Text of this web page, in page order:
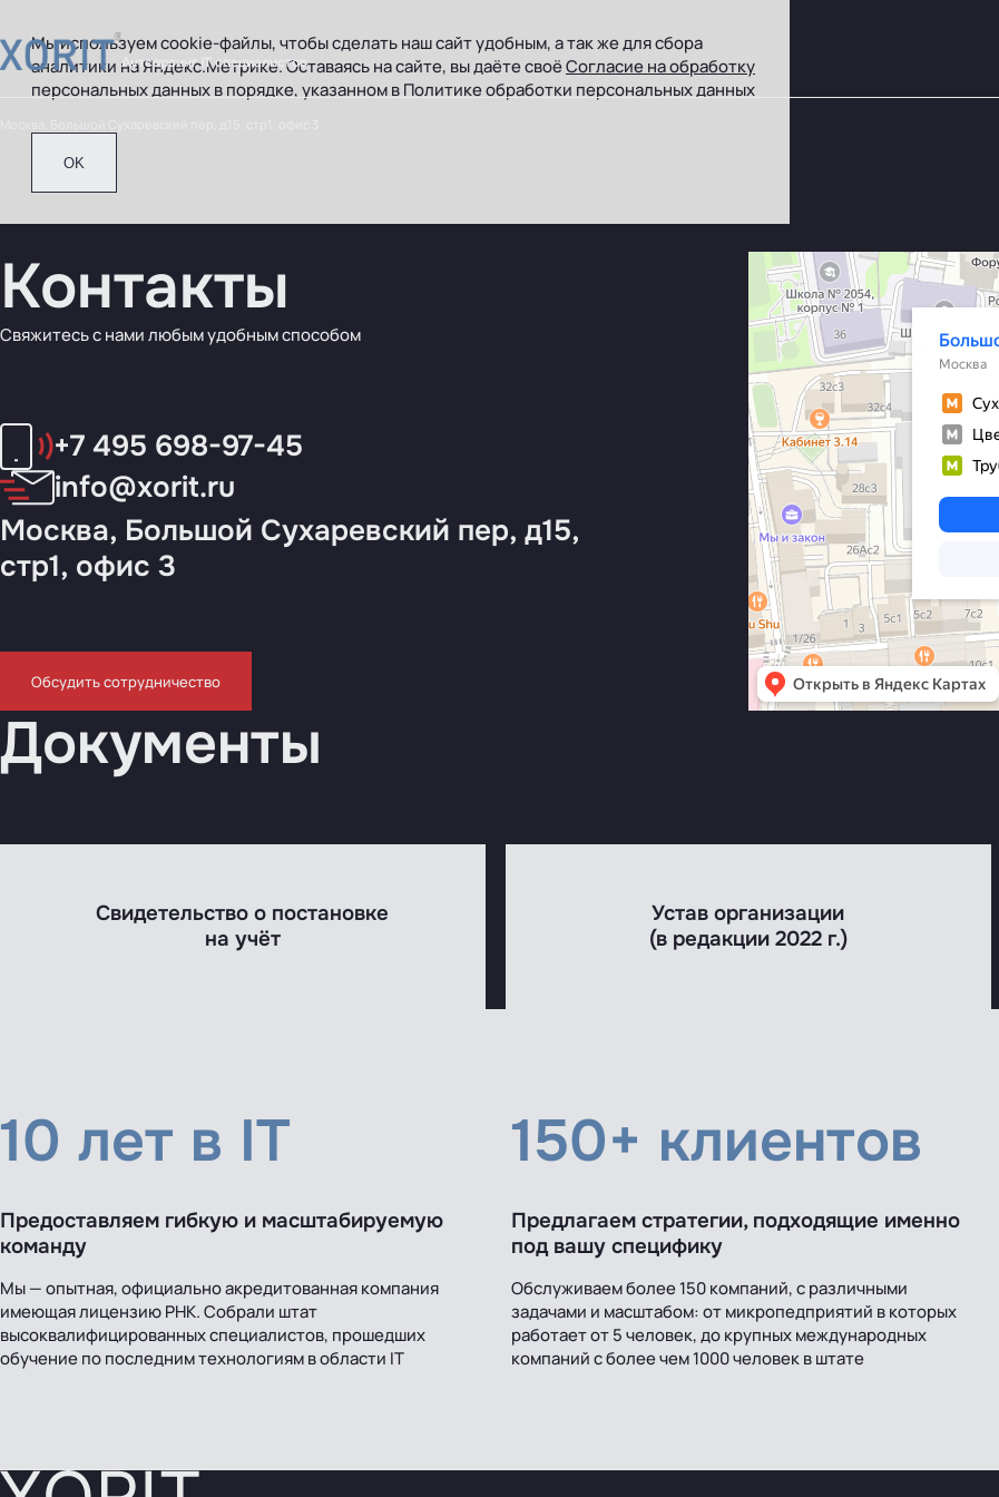
Аутсорсинг IT специалистов
Контакты
Свяжитесь с нами любым удобным способом
+7 495 698-97-45
info@xorit.ru
Москва, Большой Сухаревский пер, д15,
стр1, офис 3
Обсудить сотрудничество
Москва
Большой Сухаревский переулок, 15с1
Документы
Свидетельство о постановке
на учёт
Устав организации
(в редакции 2022 г.)
10 лет в IT
Предоставляем гибкую и масштабируемую
команду
Мы — опытная, официально акредитованная компания
имеющая лицензию РНК. Собрали штат
высоквалифицированных специалистов, прошедших
обучение по последним технологиям в области IT
150+ клиентов
Предлагаем стратегии, подходящие именно
под вашу специфику
Обслуживаем более 150 компаний, с различными
задачами и масштабом: от микропедприятий в которых
работает от 5 человек, до крупных международных
компаний с более чем 1000 человек в штате
Мы используем cookie-файлы, чтобы сделать наш сайт удобным, а так же для сбора
аналитики на Яндекс.Метрике. Оставаясь на сайте, вы даёте своёСогласие на обработку
персональных данныхв порядке, указанном в Политике обработки персональных данных
OK